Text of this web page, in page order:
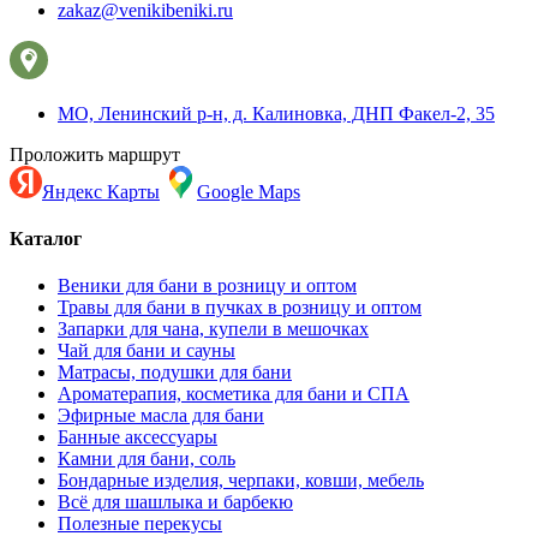
zakaz@venikibeniki.ru
МО, Ленинский р-н, д. Калиновка, ДНП Факел-2, 35
Проложить маршрут
Яндекс Карты
Google Maps
Каталог
Веники для бани в розницу и оптом
Травы для бани в пучках в розницу и оптом
Запарки для чана, купели в мешочках
Чай для бани и сауны
Матрасы, подушки для бани
Ароматерапия, косметика для бани и СПА
Эфирные масла для бани
Банные аксессуары
Камни для бани, соль
Бондарные изделия, черпаки, ковши, мебель
Всё для шашлыка и барбекю
Полезные перекусы